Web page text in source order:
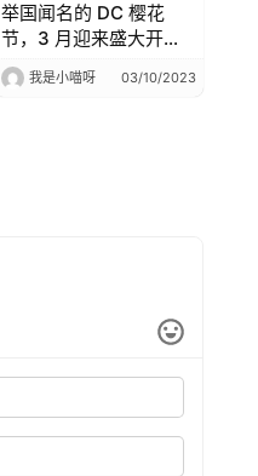
举国闻名的 DC 樱花
节，3 月迎来盛大开
幕！附游玩攻略
我是小喵呀 03/10/2023